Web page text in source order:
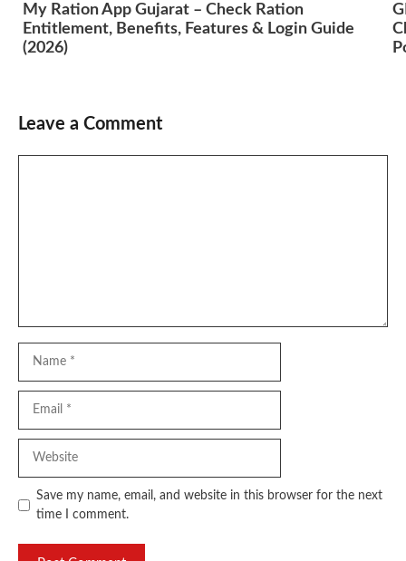
My Ration App Gujarat – Check Ration
Entitlement, Benefits, Features & Login Guide
(2026)
Leave a Comment
Save my name, email, and website in this browser for the next
time I comment.